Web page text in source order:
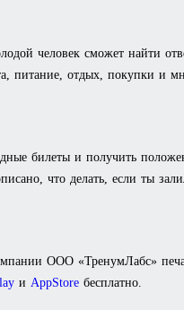
человек сможет найти
отдых, покупки и
билеты и получить
что делать, если ты
ООО «ТренумЛабс»
и AppStoreбесплатно.